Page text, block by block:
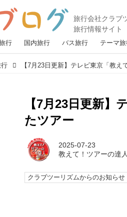
行 国内旅行 バス旅行 テーマ
行
【7月23日更新】
たツアー
2025-07-23
教えて！ツアーの達
クラブツーリズムからのお知らせ